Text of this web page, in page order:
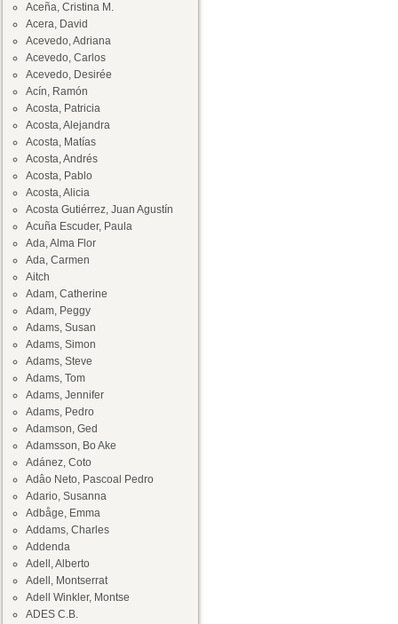
Aceña, Cristina M.
Acera, David
Acevedo, Adriana
Acevedo, Carlos
Acevedo, Desirée
Acín, Ramón
Acosta, Patricia
Acosta, Alejandra
Acosta, Matías
Acosta, Andrés
Acosta, Pablo
Acosta, Alicia
Acosta Gutiérrez, Juan Agustín
Acuña Escuder, Paula
Ada, Alma Flor
Ada, Carmen
Aitch
Adam, Catherine
Adam, Peggy
Adams, Susan
Adams, Simon
Adams, Steve
Adams, Tom
Adams, Jennifer
Adams, Pedro
Adamson, Ged
Adamsson, Bo Ake
Adánez, Coto
Adâo Neto, Pascoal Pedro
Adario, Susanna
Adbåge, Emma
Addams, Charles
Addenda
Adell, Alberto
Adell, Montserrat
Adell Winkler, Montse
ADES C.B.